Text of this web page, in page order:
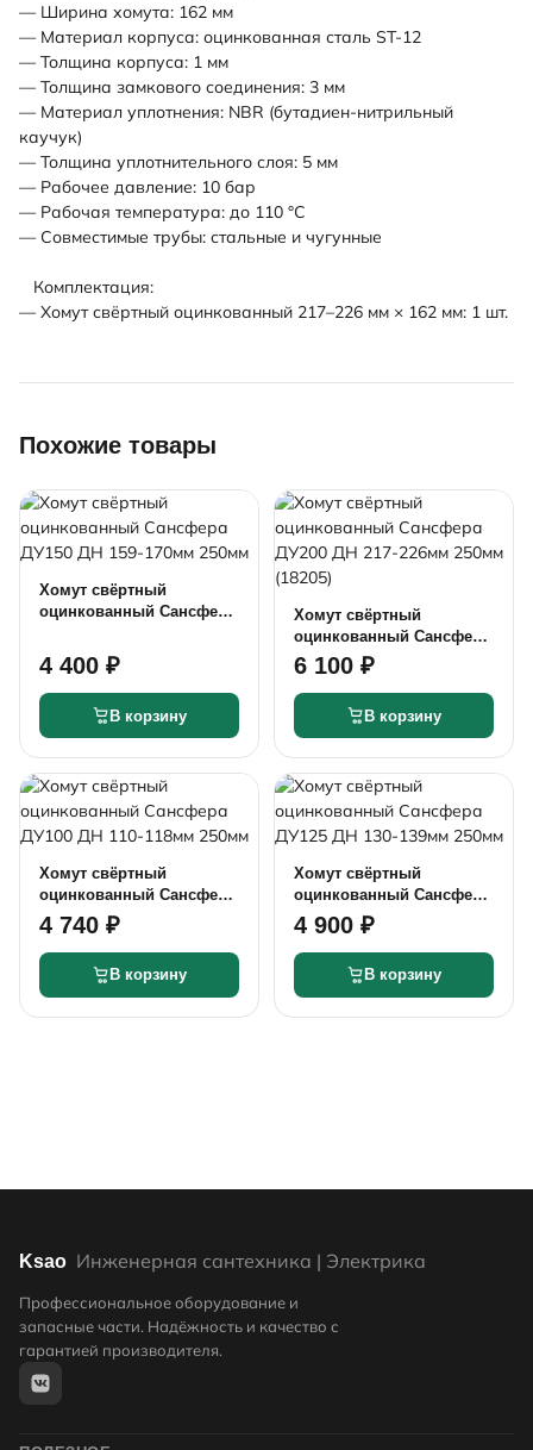
— Ширина хомута: 162 мм
— Материал корпуса: оцинкованная сталь ST-12
— Толщина корпуса: 1 мм
— Толщина замкового соединения: 3 мм
— Материал уплотнения: NBR (бутадиен-нитрильный
каучук)
— Толщина уплотнительного слоя: 5 мм
— Рабочее давление: 10 бар
— Рабочая температура: до 110 °С
— Совместимые трубы: стальные и чугунные
Комплектация:
— Хомут свёртный оцинкованный 217–226 мм × 162 мм: 1 шт.
Похожие товары
Хомут свёртный
оцинкованный Сансфера
250мм
4 400 ₽
В корзину
Хомут свёртный
оцинкованный Сансфера
ДУ200 ДН 217-226мм
250мм (18205)
6 100 ₽
В корзину
Хомут свёртный
оцинкованный Сансфера
ДУ100 ДН 110-118мм
250мм
4 740 ₽
В корзину
Хомут свёртный
оцинкованный Сансфера
ДУ125 ДН 130-139мм
250мм
4 900 ₽
В корзину
Ksao Инженерная сантехника | Электрика
Профессиональное оборудование и
запасные части. Надёжность и качество с
гарантией производителя.